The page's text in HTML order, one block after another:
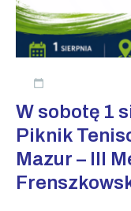
W sobotę 1
Piknik
Mazur – III